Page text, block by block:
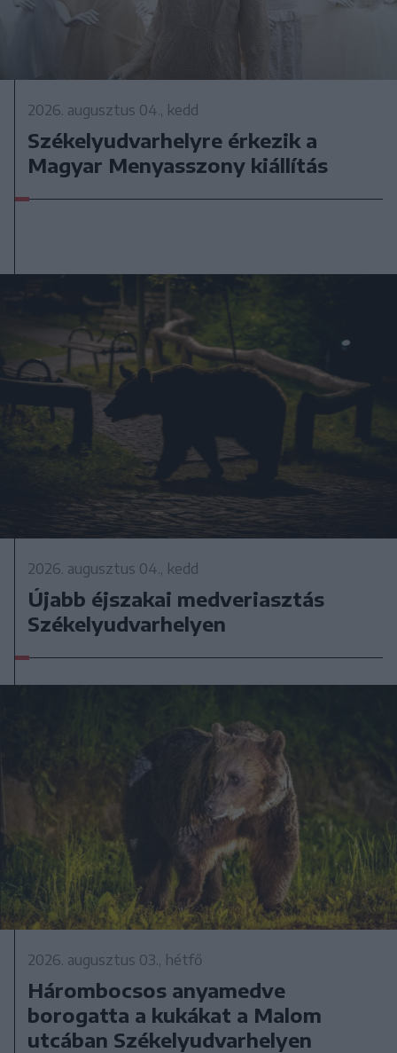
2026. augusztus 04., kedd
Székelyudvarhelyre érkezik a
Magyar Menyasszony kiállítás
2026. augusztus 04., kedd
Újabb éjszakai medveriasztás
Székelyudvarhelyen
2026. augusztus 03., hétfő
Hárombocsos anyamedve
borogatta a kukákat a Malom
utcában Székelyudvarhelyen